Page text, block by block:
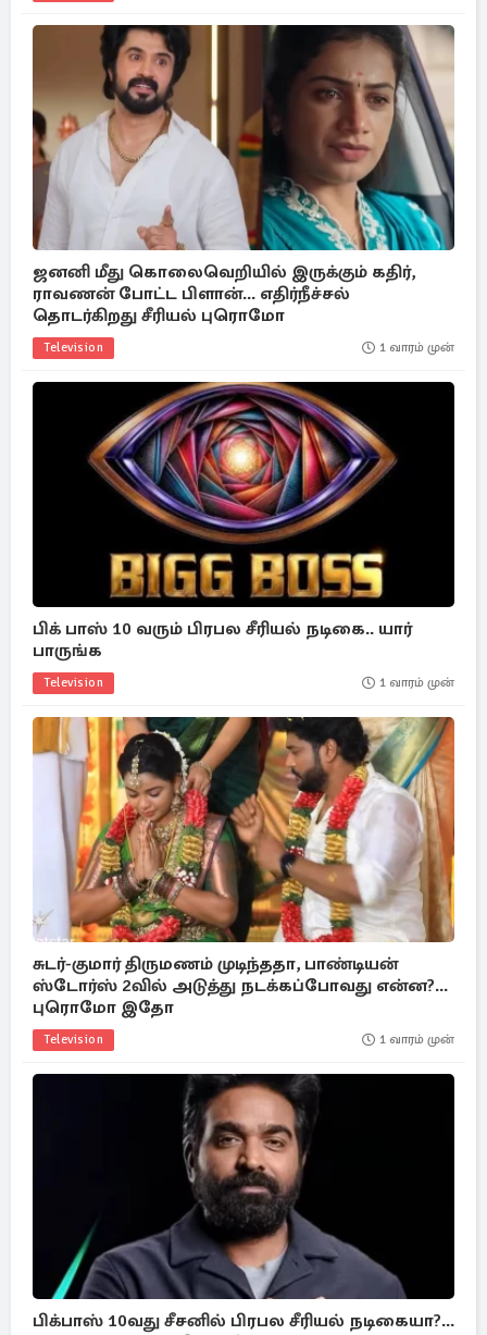
ஜனனி மீது கொலைவெறியில் இருக்கும் கதிர்,
ராவணன் போட்ட பிளான்... எதிர்நீச்சல்
தொடர்கிறது சீரியல் புரொமோ
Television 1 வாரம் முன்
பிக் பாஸ் 10 வரும் பிரபல சீரியல் நடிகை.. யார்
பாருங்க
Television 1 வாரம் முன்
சுடர்-குமார் திருமணம் முடிந்ததா, பாண்டியன்
ஸ்டோர்ஸ் 2வில் அடுத்து நடக்கப்போவது என்ன?...
புரொமோ இதோ
Television 1 வாரம் முன்
பிக்பாஸ் 10வது சீசனில் பிரபல சீரியல் நடிகையா?...